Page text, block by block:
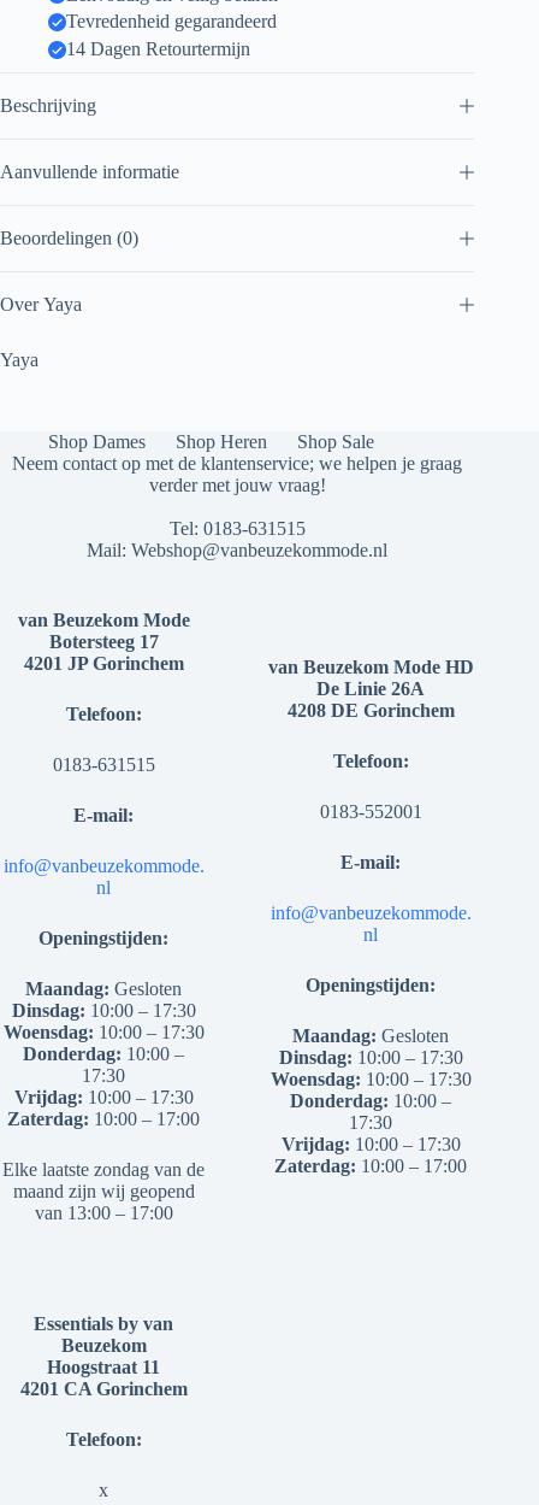
Tevredenheid gegarandeerd
14 Dagen Retourtermijn
Beschrijving
Aanvullende informatie
Beoordelingen (0)
Over Yaya
Yaya
Shop Dames Shop Heren
Shop Sale
Neem contact op met de klantenservice; we helpen je graag
verder met jouw vraag!
Tel: 0183-631515
Mail:Webshop@vanbeuzekommode.nl
van Beuzekom Mode
Botersteeg 17
4201 JP Gorinchem
Telefoon:
0183-631515
E-mail:
info@vanbeuzekommode.
nl
Openingstijden:
Maandag: Gesloten
Dinsdag: 10:00 – 17:30
Woensdag: 10:00 – 17:30
Donderdag: 10:00 –
17:30
Vrijdag: 10:00 – 17:30
Zaterdag: 10:00 – 17:00
Elke laatste zondag van de
maand zijn wij geopend
van 13:00 – 17:00
van Beuzekom Mode HD
De Linie 26A
4208 DE Gorinchem
Telefoon:
0183-552001
E-mail:
info@vanbeuzekommode.
nl
Openingstijden:
Maandag: Gesloten
Dinsdag: 10:00 – 17:30
Woensdag: 10:00 – 17:30
Donderdag: 10:00 –
17:30
Vrijdag: 10:00 – 17:30
Zaterdag: 10:00 – 17:00
Essentials by van
Beuzekom
Hoogstraat 11
4201 CA Gorinchem
Telefoon:
x